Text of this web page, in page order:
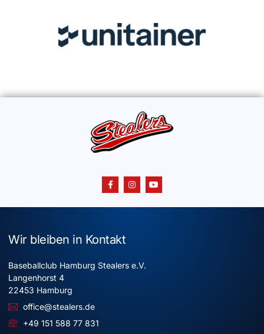
Wir bleiben in Kontakt
Baseballclub Hamburg Stealers e.V.
Langenhorst 4
22453 Hamburg
office@stealers.de
+49 151 588 77 831